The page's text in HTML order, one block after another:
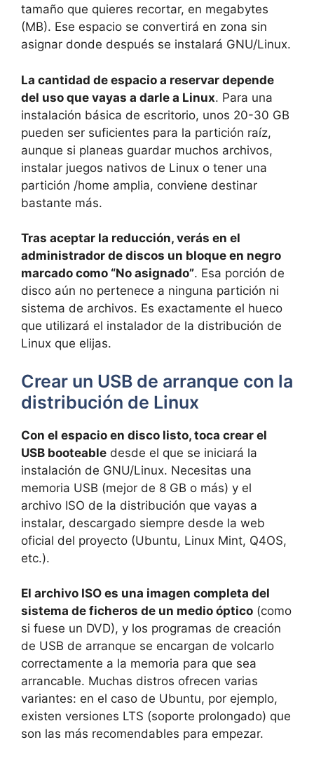
tamaño que quieres recortar, en megabytes
(MB). Ese espacio se convertirá en zona sin
asignar donde después se instalará GNU/Linux.
La cantidad de espacio a reservar depende
del uso que vayas a darle a Linux. Para una
instalación básica de escritorio, unos 20-30 GB
pueden ser suficientes para la partición raíz,
aunque si planeas guardar muchos archivos,
instalar juegos nativos de Linux o tener una
partición /home amplia, conviene destinar
bastante más.
Tras aceptar la reducción, verás en el
administrador de discos un bloque en negro
marcado como “No asignado”. Esa porción de
disco aún no pertenece a ninguna partición ni
sistema de archivos. Es exactamente el hueco
que utilizará el instalador de la distribución de
Linux que elijas.
Crear un USB de arranque con la
distribución de Linux
Con el espacio en disco listo, toca crear el
USB booteable desde el que se iniciará la
instalación de GNU/Linux. Necesitas una
memoria USB (mejor de 8 GB o más) y el
archivo ISO de la distribución que vayas a
instalar, descargado siempre desde la web
oficial del proyecto (Ubuntu, Linux Mint, Q4OS,
etc.).
El archivo ISO es una imagen completa del
sistema de ficheros de un medio óptico (como
si fuese un DVD), y los programas de creación
de USB de arranque se encargan de volcarlo
correctamente a la memoria para que sea
arrancable. Muchas distros ofrecen varias
variantes: en el caso de Ubuntu, por ejemplo,
existen versiones LTS (soporte prolongado) que
son las más recomendables para empezar.